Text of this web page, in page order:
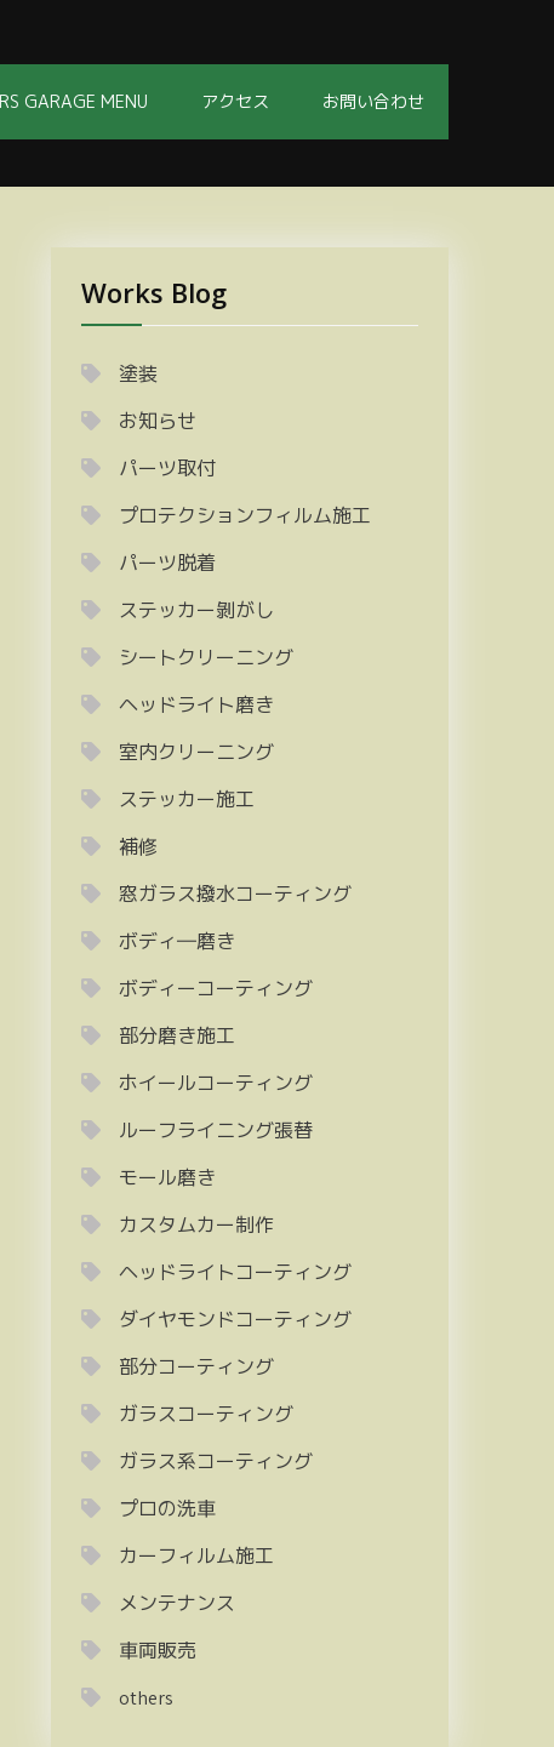
GARAGE MENU アクセス お問い合わせ
Works Blog
塗装
お知らせ
パーツ取付
プロテクションフィルム施工
パーツ脱着
ステッカー剝がし
シートクリーニング
ヘッドライト磨き
室内クリーニング
ステッカー施工
補修
窓ガラス撥水コーティング
ボディ―磨き
ボディーコーティング
部分磨き施工
ホイールコーティング
ルーフライニング張替
モール磨き
カスタムカー制作
ヘッドライトコーティング
ダイヤモンドコーティング
部分コーティング
ガラスコーティング
ガラス系コーティング
プロの洗車
カーフィルム施工
メンテナンス
車両販売
others